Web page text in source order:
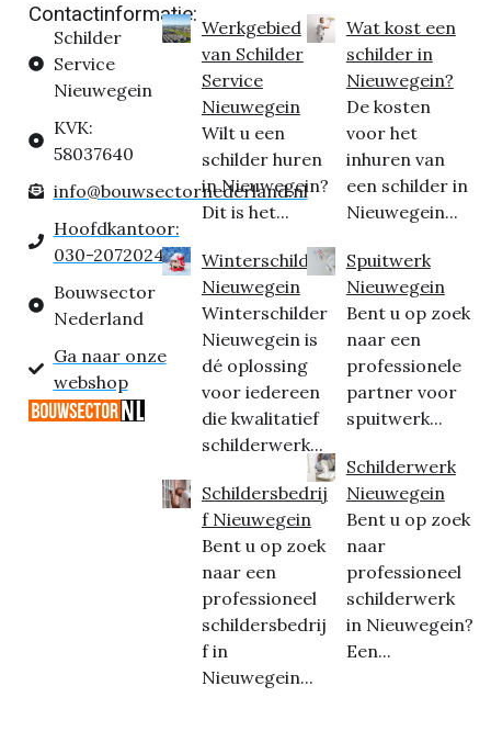
Contactinformatie:
Schilder
Service
Nieuwegein
KVK:
58037640
info@bouwsectornederland.nl
Hoofdkantoor:
030-2072024
Bouwsector
Nederland
Ga naar onze
webshop
Werkgebied
van Schilder
Service
Nieuwegein
Wilt u een
schilder huren
in Nieuwegein?
Dit is het...
Winterschilder
Nieuwegein
Winterschilder
Nieuwegein is
dé oplossing
voor iedereen
die kwalitatief
schilderwerk...
Schildersbedrij
f Nieuwegein
Bent u op zoek
naar een
professioneel
schildersbedrij
f in
Nieuwegein...
Wat kost een
schilder in
Nieuwegein?
De kosten
voor het
inhuren van
een schilder in
Nieuwegein...
Spuitwerk
Nieuwegein
Bent u op zoek
naar een
professionele
partner voor
spuitwerk...
Schilderwerk
Nieuwegein
Bent u op zoek
naar
professioneel
schilderwerk
in Nieuwegein?
Een...